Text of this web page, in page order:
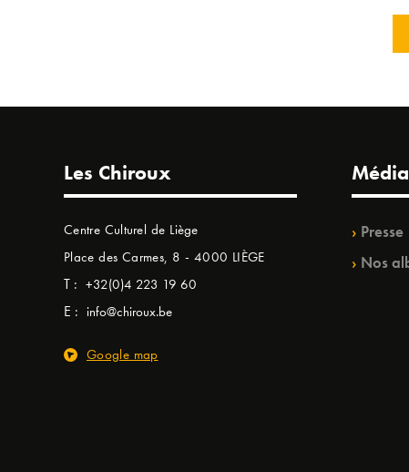
Les Chiroux
Centre Culturel de Liège
Place des Carmes, 8 - 4000 LIÈGE
T : +32(0)4 223 19 60
E : info@chiroux.be
Google map
Presse
Nos